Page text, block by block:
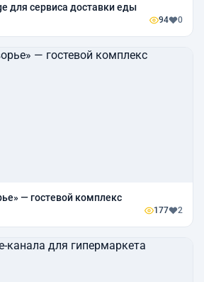
для сервиса доставки еды
94 0
— гостевой комплекс
177 2